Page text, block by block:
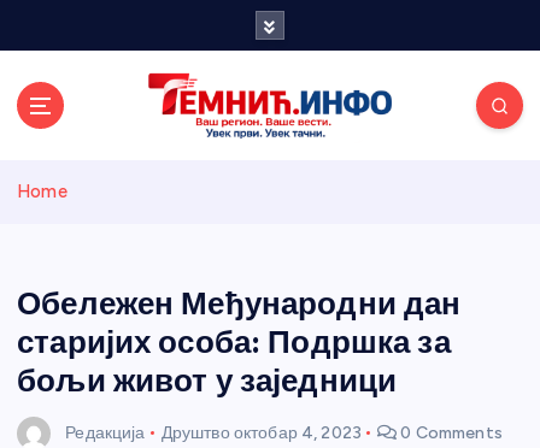
и портал
Home
Обележен Међународни дан
старијих особа: Подршка за
бољи живот у заједници
Редакција Друштво октобар 4, 2023 0 Comments